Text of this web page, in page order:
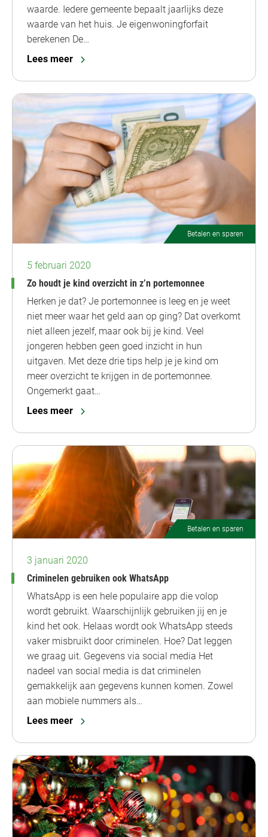
waarde. Iedere gemeente bepaalt jaarlijks deze
waarde van het huis. Je eigenwoningforfait
berekenen De…
Lees meer
Betalen en sparen
5 februari 2020
Zo houdt je kind overzicht in z’n portemonnee
Herken je dat? Je portemonnee is leeg en je weet
niet meer waar het geld aan op ging? Dat overkomt
niet alleen jezelf, maar ook bij je kind. Veel
jongeren hebben geen goed inzicht in hun
uitgaven. Met deze drie tips help je je kind om
meer overzicht te krijgen in de portemonnee.
Ongemerkt gaat…
Lees meer
Betalen en sparen
3 januari 2020
Criminelen gebruiken ook WhatsApp
WhatsApp is een hele populaire app die volop
wordt gebruikt. Waarschijnlijk gebruiken jij en je
kind het ook. Helaas wordt ook WhatsApp steeds
vaker misbruikt door criminelen. Hoe? Dat leggen
we graag uit. Gegevens via social media Het
nadeel van social media is dat criminelen
gemakkelijk aan gegevens kunnen komen. Zowel
aan mobiele nummers als…
Lees meer